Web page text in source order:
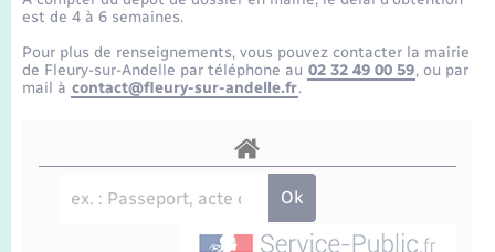
Etat-civil - Papiers - Citoyenneté
Mariage – PACS
Recensement
Loisirs
Transports scolaires
Travaux - Autorisation d’occupation de l’espace
public
Compétences
Présentation de la commune
est de 4 à 6 semaines.
Pour plus de renseignements, vous pouvez contacter la mairie
de Fleury-sur-Andelle par téléphone au 02 32 49 00 59, ou par
mail à contact@fleury-sur-andelle.fr.